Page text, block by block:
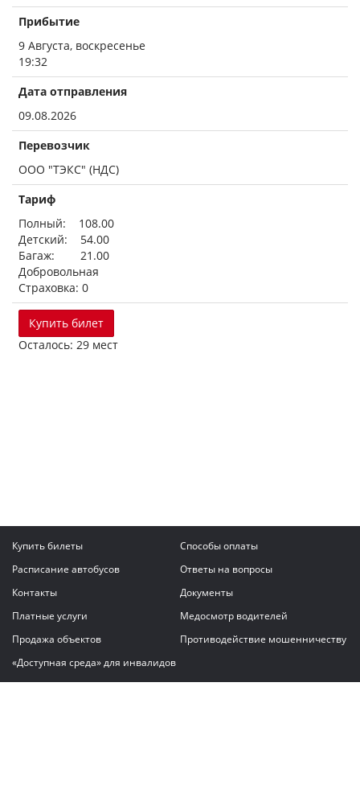
Прибытие
9 Августа, воскресенье
19:32
Дата отправления
09.08.2026
Перевозчик
ООО "ТЭКС" (НДС)
Тариф
Полный: 108.00
Детский: 54.00
Багаж: 21.00
Добровольная
Страховка: 0
Купить билет
Осталось: 29 мест
Купить билеты
Способы оплаты
Расписание автобусов
Ответы на вопросы
Контакты
Документы
Платные услуги
Медосмотр водителей
Продажа объектов
Противодействие мошенничеству
«Доступная среда» для инвалидов